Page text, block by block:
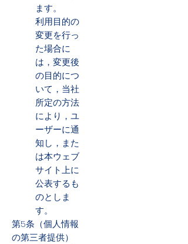
ます。
利用目的の
変更を行っ
た場合に
は，変更後
の目的につ
いて，当社
所定の方法
により，ユ
ーザーに通
知し，また
は本ウェブ
サイト上に
公表するも
のとしま
す。
第5条（個人情報
の第三者提供）